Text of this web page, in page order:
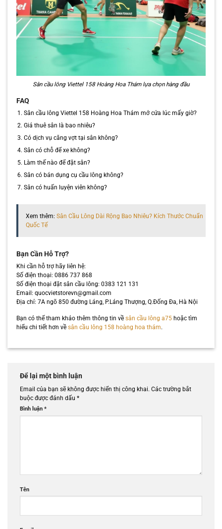
Sân cầu lông Viettel 158 Hoàng Hoa Thám lựa chọn hàng đầu
FAQ
Sân cầu lông Viettel 158 Hoàng Hoa Thám mở cửa lúc mấy giờ?
Giá thuê sân là bao nhiêu?
Có dịch vụ căng vợt tại sân không?
Sân có chỗ để xe không?
Làm thế nào để đặt sân?
Sân có bán dụng cụ cầu lông không?
Sân có huấn luyện viên không?
Xem thêm: Sân Cầu Lông Dài Rộng Bao Nhiêu? Kích Thước Chuẩn
Quốc Tế
Bạn Cần Hỗ Trợ?
Khi cần hỗ trợ hãy liên hệ:
Số điện thoại: 0886 737 868
Số điện thoại đặt sân cầu lông: 0383 121 131
Email: quocvietstorevn@gmail.com
Địa chỉ: 7A ngõ 850 đường Láng, P.Láng Thượng, Q.Đống Đa, Hà Nội
Bạn có thể tham khảo thêm thông tin về sân cầu lông a75hoặc tìm
hiểu chi tiết hơn về sân cầu lông 158 hoàng hoa thám.
Để lại một bình luận
Email của bạn sẽ không được hiển thị công khai. Các trường bắt
buộc được đánh dấu *
Bình luận *
Tên